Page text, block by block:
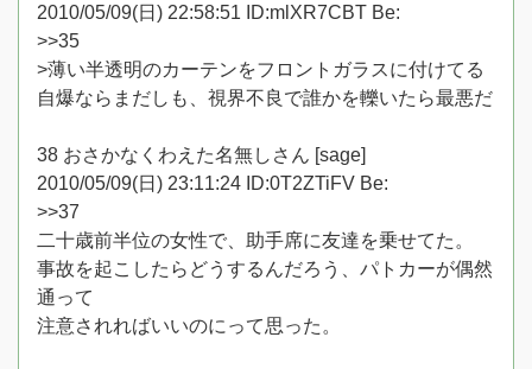
2010/05/09(日) 22:58:51 ID:mlXR7CBT Be:
>>35
>薄い半透明のカーテンをフロントガラスに付けてる
自爆ならまだしも、視界不良で誰かを轢いたら最悪だ
38 おさかなくわえた名無しさん [sage]
2010/05/09(日) 23:11:24 ID:0T2ZTiFV Be:
>>37
二十歳前半位の女性で、助手席に友達を乗せてた。
事故を起こしたらどうするんだろう、パトカーが偶然
通って
注意されればいいのにって思った。